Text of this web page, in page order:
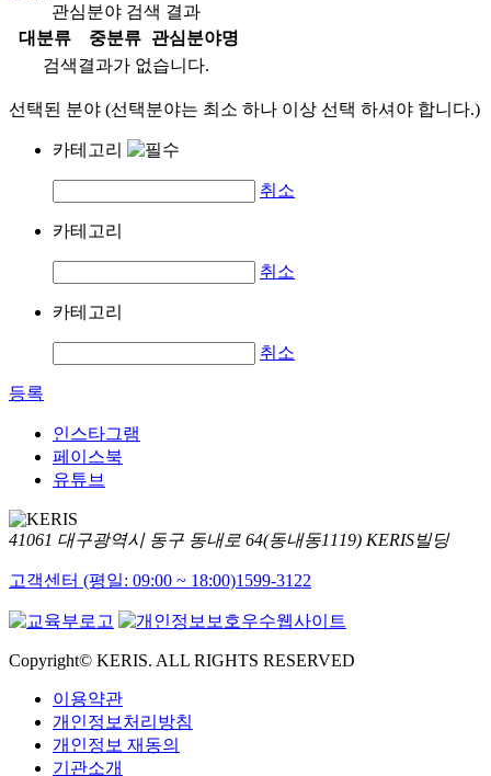
관심분야 검색 결과
대분류
중분류
관심분야명
검색결과가 없습니다.
선택된 분야 (선택분야는 최소 하나 이상 선택 하셔야 합니다.)
카테고리
취소
카테고리
취소
카테고리
취소
등록
인스타그램
페이스북
유튜브
41061 대구광역시 동구 동내로 64(동내동1119) KERIS빌딩
고객센터 (평일: 09:00 ~ 18:00)1599-3122
Copyright© KERIS. ALL RIGHTS RESERVED
이용약관
개인정보처리방침
개인정보 재동의
기관소개